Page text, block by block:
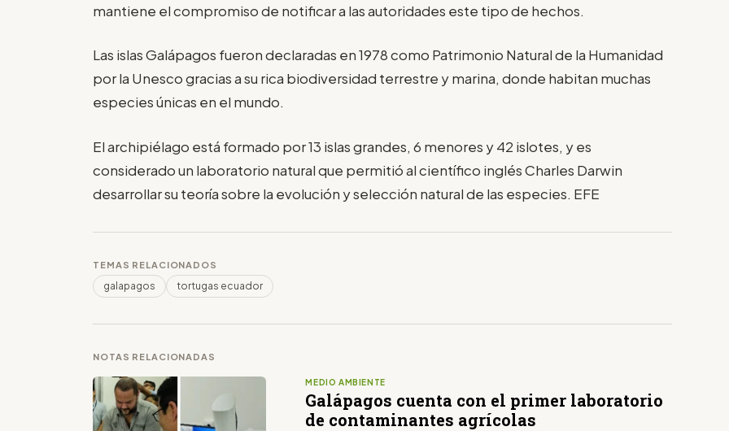
mantiene el compromiso de notificar a las autoridades este tipo de hechos.
Las islas Galápagos fueron declaradas en 1978 como Patrimonio Natural de la Humanidad
por la Unesco gracias a su rica biodiversidad terrestre y marina, donde habitan muchas
especies únicas en el mundo.
El archipiélago está formado por 13 islas grandes, 6 menores y 42 islotes, y es
considerado un laboratorio natural que permitió al científico inglés Charles Darwin
desarrollar su teoría sobre la evolución y selección natural de las especies. EFE
TEMAS RELACIONADOS
galapagos tortugas ecuador
NOTAS RELACIONADAS
MEDIO AMBIENTE
Galápagos cuenta con el primer laboratorio
de contaminantes agrícolas